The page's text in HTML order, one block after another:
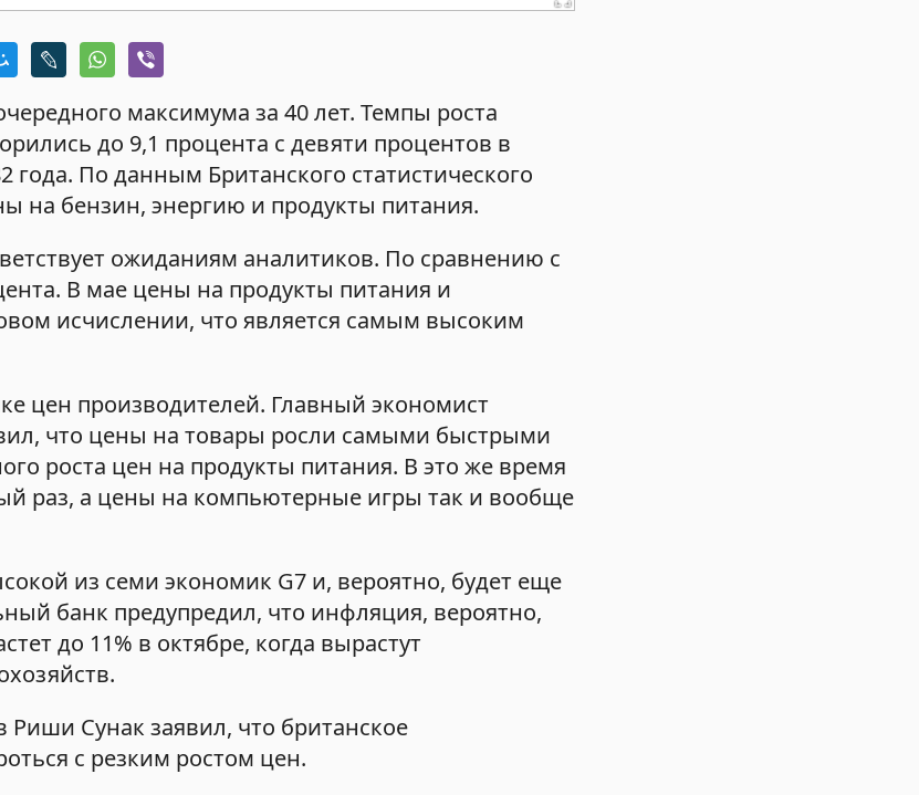
максимума за 40 лет. Темпы роста
до 9,1 процента с девяти процентов в
года. По данным Британского статистического
на бензин, энергию и продукты питания.
ожиданиям аналитиков. По сравнению с
В мае цены на продукты питания и
исчислении, что является самым высоким
цен производителей. Главный экономист
что цены на товары росли самыми быстрыми
роста цен на продукты питания. В это же время
раз, а цены на компьютерные игры так и вообще
из семи экономик G7 и, вероятно, будет еще
банк предупредил, что инфляция, вероятно,
до 11% в октябре, когда вырастут
Сунак заявил, что британское
с резким ростом цен.